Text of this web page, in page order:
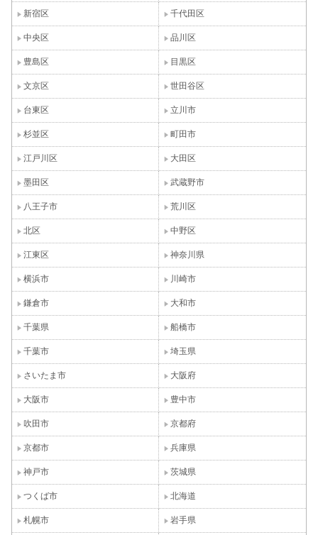
新宿区 千代田区
中央区 品川区
豊島区 目黒区
文京区 世田谷区
台東区 立川市
杉並区 町田市
江戸川区 大田区
墨田区 武蔵野市
八王子市 荒川区
北区 中野区
江東区 神奈川県
横浜市 川崎市
鎌倉市 大和市
千葉県 船橋市
千葉市 埼玉県
さいたま市 大阪府
大阪市 豊中市
吹田市 京都府
京都市 兵庫県
神戸市 茨城県
つくば市 北海道
札幌市 岩手県